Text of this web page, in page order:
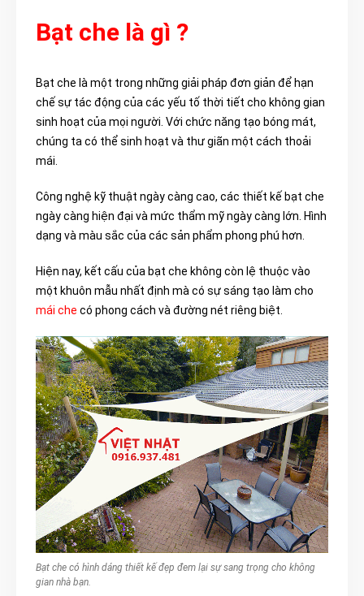
Bạt che là gì ?
Bạt che là một trong những giải pháp đơn giản để hạn
chế sự tác động của các yếu tố thời tiết cho không gian
sinh hoạt của mọi người. Với chức năng tạo bóng mát,
chúng ta có thể sinh hoạt và thư giãn một cách thoải
mái.
Công nghệ kỹ thuật ngày càng cao, các thiết kế bạt che
ngày càng hiện đại và mức thẩm mỹ ngày càng lớn. Hình
dạng và màu sắc của các sản phẩm phong phú hơn.
Hiện nay, kết cấu của bạt che không còn lệ thuộc vào
một khuôn mẫu nhất định mà có sự sáng tạo làm cho
mái che có phong cách và đường nét riêng biệt.
Bạt che có hình dáng thiết kế đẹp đem lại sự sang trọng cho không
gian nhà bạn.